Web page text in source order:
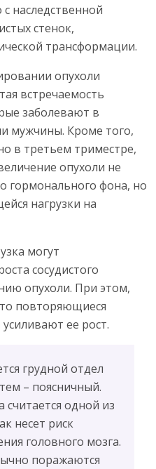
наследственной
стенок,
трансформации.
опухоли
встречаемость
заболевают в
мужчины. Кроме того,
в третьем триместре,
опухоли не
гормонального фона, но
нагрузки на
могут
сосудистого
опухоли. При этом,
повторяющиеся
ее рост.
грудной отдел
– поясничный.
одной из
несет риск
головного мозга.
поражаются